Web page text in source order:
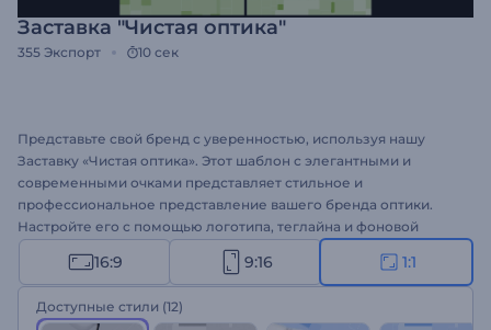
Заставка "Чистая оптика"
355 Экспорт 10 сек
Представьте свой бренд с уверенностью, используя нашу
Заставку «Чистая оптика». Этот шаблон с элегантными и
современными очками представляет стильное и
профессиональное представление вашего бренда оптики.
Настройте его с помощью логотипа, теглайна и фоновой
музыки, чтобы создать индивидуальную заставку. Если вы
работаете в индустрии оптики или продвигаете услуги по
уходу за зрением, этот шаблон - идеальный выбор. Создайте
его прямо сейчас и поднимите свой бренд на более высокий
16:9 9:16 1:1
Доступные стили (12)